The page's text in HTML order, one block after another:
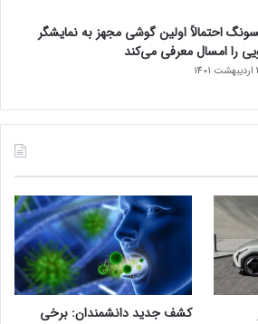
احتمالاً اولین گوشی مجهز به نمایشگر
را امسال معرفی می‌کند
کشف جدید دانشمندان: برخی